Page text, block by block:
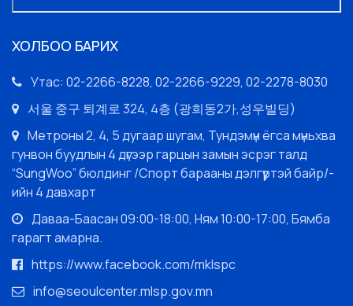
ХОЛБОО БАРИХ
Утас: 02-2266-8228, 02-2266-9229, 02-2278-8030
서울 중구 퇴계로 324, 4층 (광희동2가,성우빌딩)
Метроны 2, 4, 5 дугаар шугам, Тундэмүн ёгса мүньхва
гунвон буудлын 4 дүгээр гарцын замын эсрэг талд
“SungWoo” бюлдинг /Спорт барааны дэлгүүртэй байр/-
ийн 4 давхарт
Даваа-Баасан 09:00-18:00, Ням 10:00-17:00, Бямба
гарагт амарна.
https://www.facebook.com/mklspc
info@seoulcenter.mlsp.gov.mn